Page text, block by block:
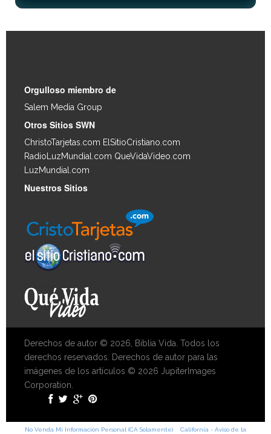
Orgulloso miembro de
Salem Media Group
Otros Sitios SWN
ChristoTarjetas.com ElSitioCristiano.com
RadioLuzMundial.com QueVidaVideo.com
LuzMundial.com
Nuestros Sitios
Derechos de autor © 2026, Biblia Vida. Todos los
derechos reservados. Derechos de autor para las
imágenes de los artículos © 2026 JupiterImages
Corporation.
No Venda Mi Información Personal (CA Solamente) California - Aviso de la